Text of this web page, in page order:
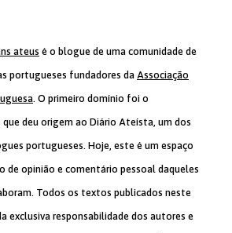
ateus é o blogue de uma comunidade de
portugueses fundadores da Associação
. O primeiro domínio foi o
deu origem ao Diário Ateísta, um dos
portugueses. Hoje, este é um espaço
de opinião e comentário pessoal daqueles
Todos os textos publicados neste
exclusiva responsabilidade dos autores e